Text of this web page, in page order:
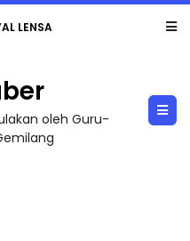
- FLeP) 2026
oleh Guru-